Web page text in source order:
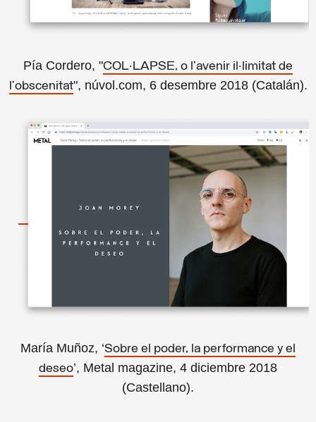
Pía Cordero, "COL·LAPSE, o l’avenir il·limitat de
l’obscenitat", núvol.com, 6 desembre 2018 (Catalán).
María Muñoz, ‘Sobre el poder, la performance y el
deseo’, Metal magazine, 4 diciembre 2018
(Castellano).